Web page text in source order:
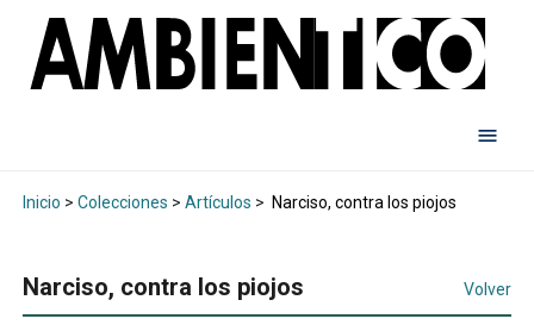
Inicio > Colecciones > Artículos > Narciso, contra los piojos
Narciso, contra los piojos Volver